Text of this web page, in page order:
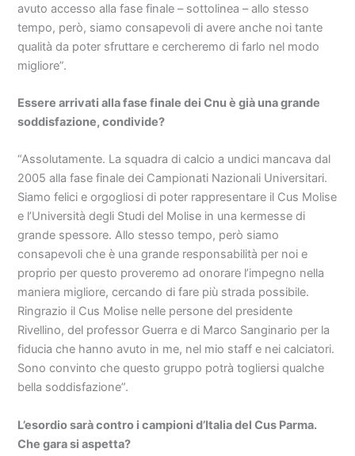
avuto accesso alla fase finale – sottolinea – allo stesso
tempo, però, siamo consapevoli di avere anche noi tante
qualità da poter sfruttare e cercheremo di farlo nel modo
migliore”.
Essere arrivati alla fase finale dei Cnu è già una grande
soddisfazione, condivide?
“Assolutamente. La squadra di calcio a undici mancava dal
2005 alla fase finale dei Campionati Nazionali Universitari.
Siamo felici e orgogliosi di poter rappresentare il Cus Molise
e l’Università degli Studi del Molise in una kermesse di
grande spessore. Allo stesso tempo, però siamo
consapevoli che è una grande responsabilità per noi e
proprio per questo proveremo ad onorare l’impegno nella
maniera migliore, cercando di fare più strada possibile.
Ringrazio il Cus Molise nelle persone del presidente
Rivellino, del professor Guerra e di Marco Sanginario per la
fiducia che hanno avuto in me, nel mio staff e nei calciatori.
Sono convinto che questo gruppo potrà togliersi qualche
bella soddisfazione”.
L’esordio sarà contro i campioni d’Italia del Cus Parma.
Che gara si aspetta?